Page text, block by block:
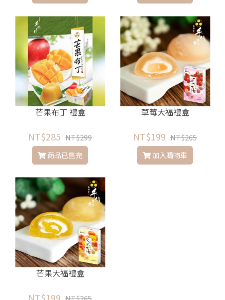
芒果布丁 禮盒
NT$285 NT$299
商品已售完
草莓大福禮盒
NT$199 NT$265
加入購物車
芒果大福禮盒